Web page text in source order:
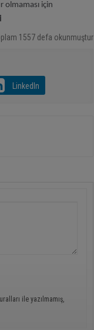
olmaması için
1557 defa okunmuştur
LinkedIn
ile yazılmamış,